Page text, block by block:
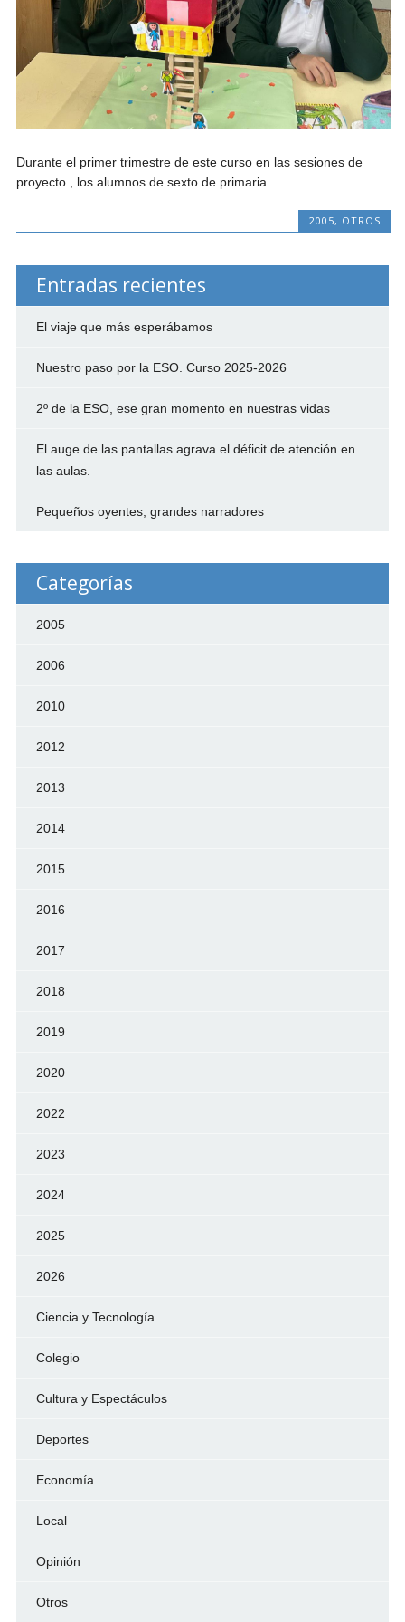
Durante el primer trimestre de este curso en las sesiones de
proyecto , los alumnos de sexto de primaria...
2005, OTROS
Entradas recientes
El viaje que más esperábamos
Nuestro paso por la ESO. Curso 2025-2026
2º de la ESO, ese gran momento en nuestras vidas
El auge de las pantallas agrava el déficit de atención en
las aulas.
Pequeños oyentes, grandes narradores
Categorías
2005
2006
2010
2012
2013
2014
2015
2016
2017
2018
2019
2020
2022
2023
2024
2025
2026
Ciencia y Tecnología
Colegio
Cultura y Espectáculos
Deportes
Economía
Local
Opinión
Otros